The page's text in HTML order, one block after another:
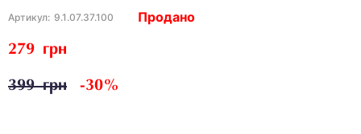
Артикул: 9.1.07.37.100
279 грн
399 грн -30%
Продано